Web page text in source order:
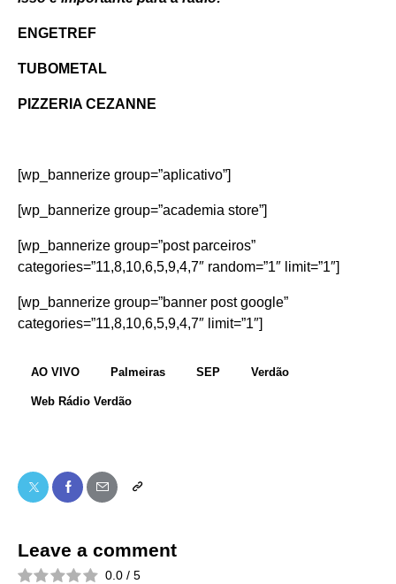
ENGETREF
TUBOMETAL
PIZZERIA CEZANNE
[wp_bannerize group=”aplicativo”]
[wp_bannerize group=”academia store”]
[wp_bannerize group=”post parceiros”
categories=”11,8,10,6,5,9,4,7″ random=”1″ limit=”1″]
[wp_bannerize group=”banner post google”
categories=”11,8,10,6,5,9,4,7″ limit=”1″]
AO VIVO Palmeiras SEP Verdão
Web Rádio Verdão
Leave a comment
0.0 / 5